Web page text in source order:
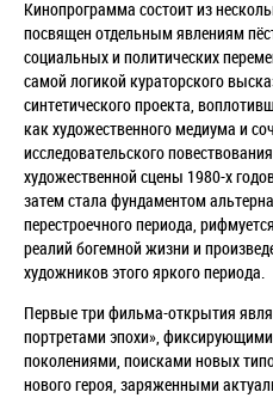
Кинопрограмма состоит из
посвящен отдельным явлениям
социальных и политических
самой логикой кураторского
синтетического проекта,
как художественного медиума и
исследовательского
художественной сцены 1980-х
затем стала фундаментом
перестроечного периода,
реалий богемной жизни и
художников этого яркого периода.
Первые три фильма-открытия
портретами эпохи»,
поколениями, поисками новых
нового героя, заряженными